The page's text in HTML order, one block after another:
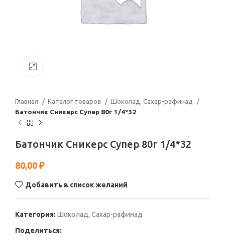
Главная Каталог товаров
Шоколад, Сахар-рафинад
Батончик Сникерс Супер 80г 1/4*32
Батончик Сникерс Супер 80г 1/4*32
80,00 ₽
Добавить в список желаний
Категория: Шоколад, Сахар-рафинад
Поделиться: